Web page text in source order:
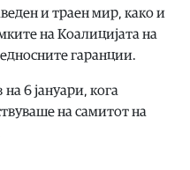
и траен мир, како и
на Коалицијата на
гаранции.
6 јануари, кога
на самитот на